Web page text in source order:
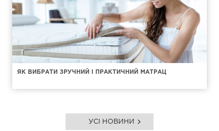
ЯК ВИБРАТИ ЗРУЧНИЙ І ПРАКТИЧНИЙ МАТРАЦ
УСІ НОВИНИ